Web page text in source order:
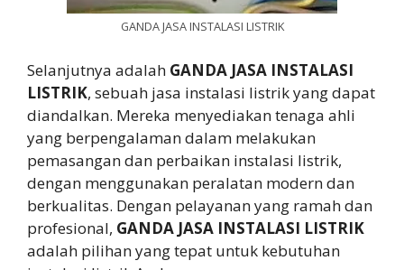
GANDA JASA INSTALASI LISTRIK
Selanjutnya adalah GANDA JASA INSTALASI
LISTRIK, sebuah jasa instalasi listrik yang dapat
diandalkan. Mereka menyediakan tenaga ahli
yang berpengalaman dalam melakukan
pemasangan dan perbaikan instalasi listrik,
dengan menggunakan peralatan modern dan
berkualitas. Dengan pelayanan yang ramah dan
profesional, GANDA JASA INSTALASI LISTRIK
adalah pilihan yang tepat untuk kebutuhan